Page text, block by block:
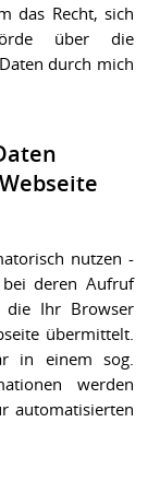
das Recht, sich
über die
durch mich
nutzen -
deren Aufruf
die Ihr Browser
übermittelt.
in einem sog.
werden
automatisierten